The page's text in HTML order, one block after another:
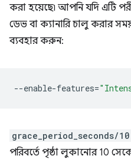
করা হয়েছে৷ আপনি যদি এটি
ডেভ বা ক্যানারি চালু করার
ব্যবহার করুন:
--enable-features=
grace_period_seconds/10
পরিবর্তে পৃষ্ঠা লুকানোর 10